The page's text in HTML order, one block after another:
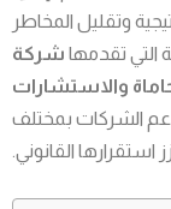
وتقليل المخاطر
التي تقدمها شركة
والاستشارات
الشركات بمختلف
استقرارها القانوني.